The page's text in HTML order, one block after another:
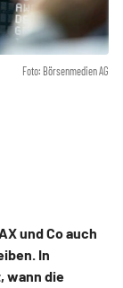
Foto: Börsenmedien AG
und Co auch
In
wann die